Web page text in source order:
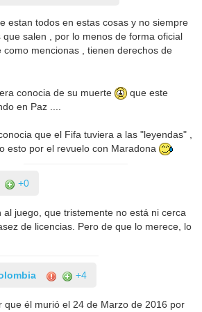
estan todos en estas cosas y no siempre
que salen , por lo menos de forma oficial
como mencionas , tienen derechos de
conocia de su muerte
que este
en Paz ....
que el Fifa tuviera a las "leyendas" ,
esto por el revuelo con Maradona
+0
al juego, que tristemente no está ni cerca
de licencias. Pero de que lo merece, lo
+4
que él murió el 24 de Marzo de 2016 por